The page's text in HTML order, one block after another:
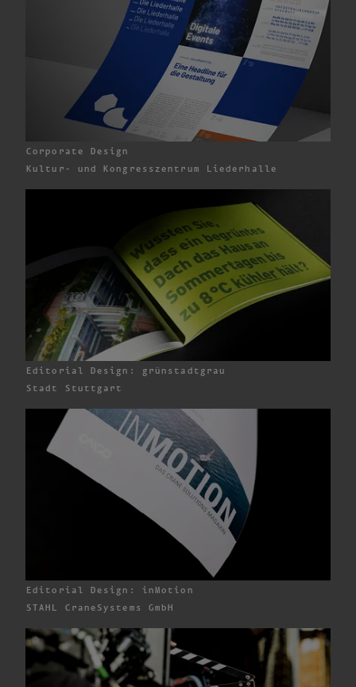
Corporate Design
Kultur- und Kongress­zentrum Liederhalle
Editorial Design: grünstadtgrau
Stadt Stuttgart
Editorial Design: inMotion
STAHL CraneSystems GmbH